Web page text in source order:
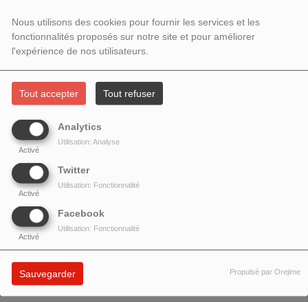
Nous utilisons des cookies pour fournir les services et les
fonctionnalités proposés sur notre site et pour améliorer
l'expérience de nos utilisateurs.
Tout accepter Tout refuser
Analytics
Activé
Utilisation: Analyse
Twitter
Activé
Utilisation: Fonctionnalité
Facebook
Activé
Utilisation: Fonctionnalité
Sauvegarder Propulsé par Orejime
Arnaud / morceaux / promenade / forme déduite / tissu sans matérialité́
Olga / reprise nocturne du motif de la promenade
Olga / lecture journal
Arnaud / question rapport avec l’actualité́
Olga / lecture journal
Olga / l’actualité́
Couture de bâti 2
Olga / reprise sur l’actualité́ / digression « à l’aune de »
Olga / lecture journal